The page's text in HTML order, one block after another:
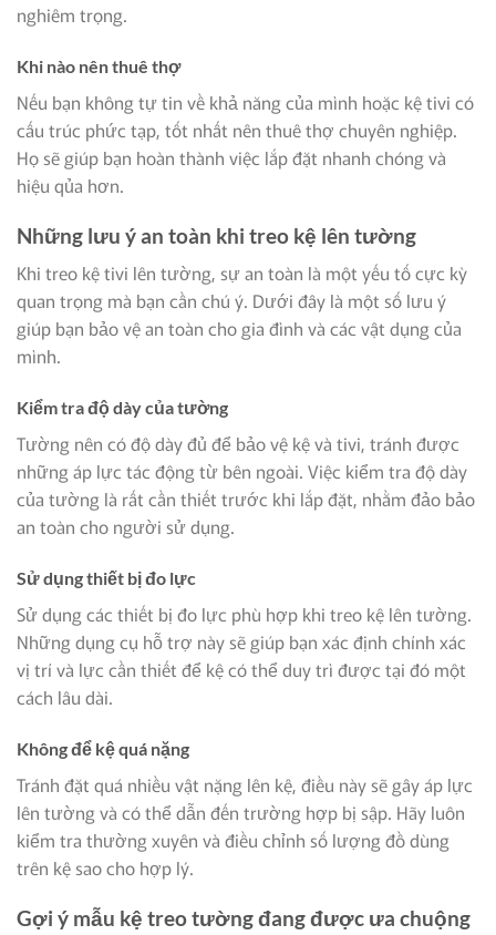
nghiêm trọng.
Khi nào nên thuê thợ
Nếu bạn không tự tin về khả năng của mình hoặc kệ tivi có
cấu trúc phức tạp, tốt nhất nên thuê thợ chuyên nghiệp.
Họ sẽ giúp bạn hoàn thành việc lắp đặt nhanh chóng và
hiệu qủa hơn.
Những lưu ý an toàn khi treo kệ lên tường
Khi treo kệ tivi lên tường, sự an toàn là một yếu tố cực kỳ
quan trọng mà bạn cần chú ý. Dưới đây là một số lưu ý
giúp bạn bảo vệ an toàn cho gia đình và các vật dụng của
mình.
Kiểm tra độ dày của tường
Tường nên có độ dày đủ để bảo vệ kệ và tivi, tránh được
những áp lực tác động từ bên ngoài. Việc kiểm tra độ dày
của tường là rất cần thiết trước khi lắp đặt, nhằm đảo bảo
an toàn cho người sử dụng.
Sử dụng thiết bị đo lực
Sử dụng các thiết bị đo lực phù hợp khi treo kệ lên tường.
Những dụng cụ hỗ trợ này sẽ giúp bạn xác định chính xác
vị trí và lực cần thiết để kệ có thể duy trì được tại đó một
cách lâu dài.
Không để kệ quá nặng
Tránh đặt quá nhiều vật nặng lên kệ, điều này sẽ gây áp lực
lên tường và có thể dẫn đến trường hợp bị sập. Hãy luôn
kiểm tra thường xuyên và điều chỉnh số lượng đồ dùng
trên kệ sao cho hợp lý.
Gợi ý mẫu kệ treo tường đang được ưa chuộng